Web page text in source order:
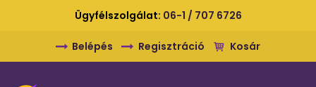
Ügyfélszolgálat: 06-1 / 707 6726
Belépés Regisztráció Kosár